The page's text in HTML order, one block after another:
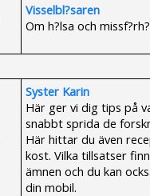
Visselbl?saren
Om h?lsa och
Syster Karin
Här ger vi dig tips på
snabbt sprida de
Här hittar du även
kost. Vilka tillsatser
ämnen och du kan
din mobil.